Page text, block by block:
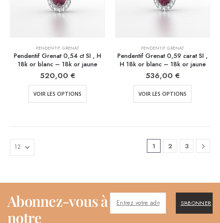
PENDENTIF GRENAT
Pendentif Grenat 0,54 ct SI , H
18k or blanc – 18k or jaune
520,00 €
VOIR LES OPTIONS
PENDENTIF GRENAT
Pendentif Grenat 0,59 carat SI ,
H 18k or blanc – 18k or jaune
536,00 €
VOIR LES OPTIONS
1 2 3
Abonnez-vous à
notre
S'ABONNER